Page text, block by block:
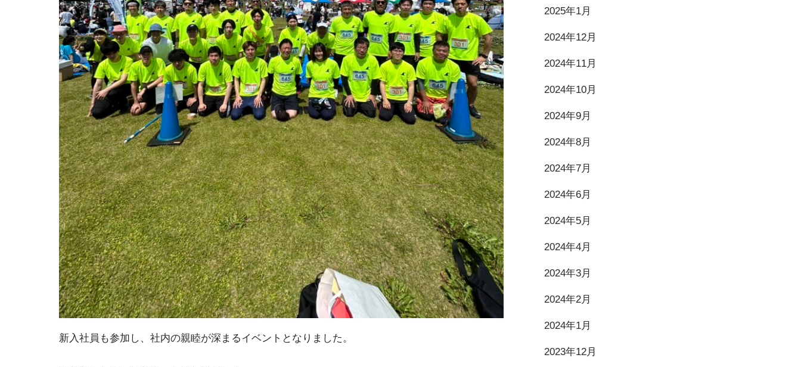
新入社員も参加し、社内の親睦が深まるイベントとなりました。
2025年1月
2024年12月
2024年11月
2024年10月
2024年9月
2024年8月
2024年7月
2024年6月
2024年5月
2024年4月
2024年3月
2024年2月
2024年1月
2023年12月